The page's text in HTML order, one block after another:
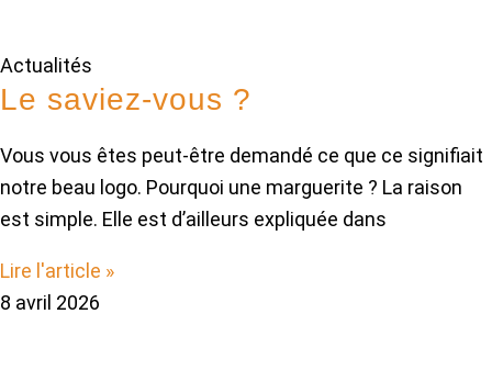
Actualités
Le saviez-vous ?
Vous vous êtes peut-être demandé ce que ce signifiait
notre beau logo. Pourquoi une marguerite ? La raison
est simple. Elle est d’ailleurs expliquée dans
Lire l'article »
8 avril 2026